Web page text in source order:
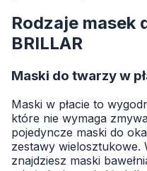
Rodzaje masek
BRILLAR
Maski do twarzy w
Maski w płacie to
które nie wymaga
pojedyncze maski do
zestawy wielosztukowe.
znajdziesz maski